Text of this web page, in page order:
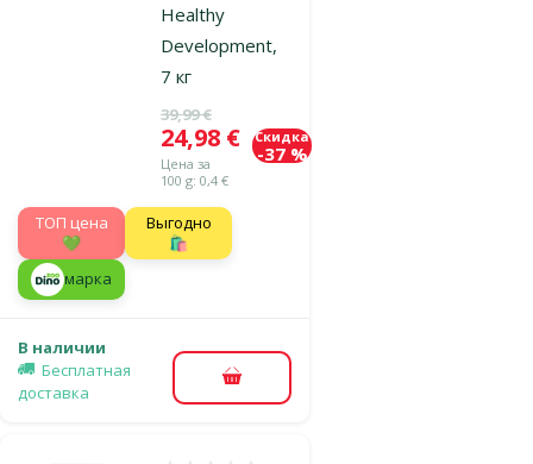
Healthy
Development,
7 кг
Исходная цена
39,99 €
Цена
24,98 €
Цена за
100 g: 0,4 €
Скидка
-37 %
TOП цена
💚
Выгодно
🛍️
марка
В наличии
Бесплатная
доставка
В корзину